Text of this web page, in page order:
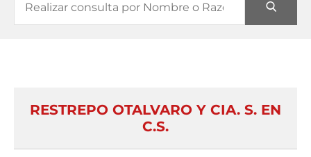
RESTREPO OTALVARO Y CIA. S. EN
C.S.